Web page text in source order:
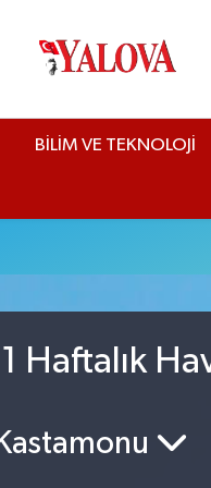
BİLİM VE TEKNOLOJİ
Haftalık
Kastamonu